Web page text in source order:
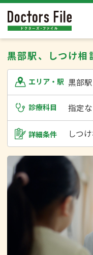
黒部駅、しつけ相
エリア・駅 黒部駅
診療科目 指定
詳細条件 しつ